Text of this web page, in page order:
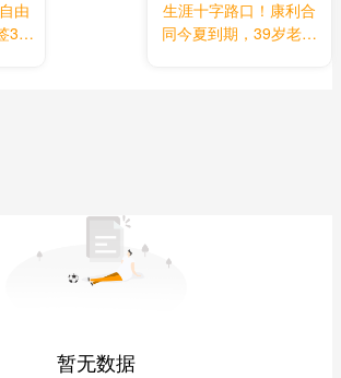
由
3年
生涯十字路口！康利合
同今夏到期，39岁老将
暂无数据